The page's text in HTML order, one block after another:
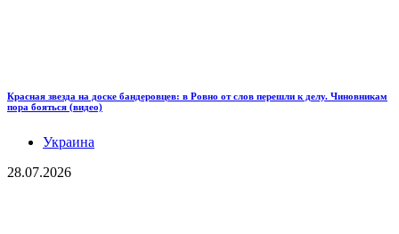
Красная звезда на доске бандеровцев: в Ровно от слов перешли к делу. Чиновникам
пора бояться (видео)
Украина
28.07.2026